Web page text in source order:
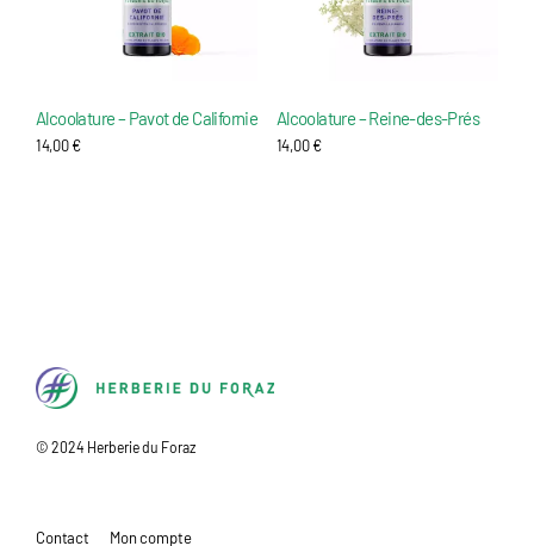
Alcoolature – Pavot de Californie
14,00€
Alcoolature – Reine-des-Prés
14,00€
H
© 2024 Herberie du Foraz
Contact Mon compte